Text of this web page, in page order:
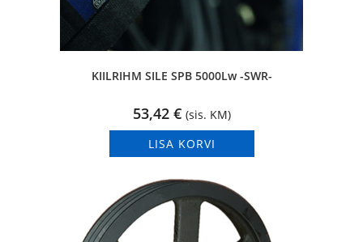
KIILRIHM SILE SPB 5000Lw -SWR-
53,42 € (sis. KM)
LISA KORVI